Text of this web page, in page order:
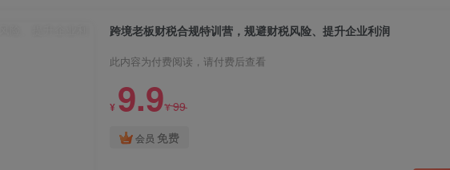
跨境老板财税合规特训营，规避财税风险、提升企业利润
此内容为付费阅读，请付费后查看
¥ 9.9¥99
会员 免费